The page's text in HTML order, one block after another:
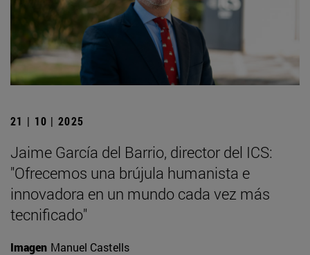
21 | 10 | 2025
Jaime García del Barrio, director del ICS:
"Ofrecemos una brújula humanista e
innovadora en un mundo cada vez más
tecnificado"
Imagen Manuel Castells